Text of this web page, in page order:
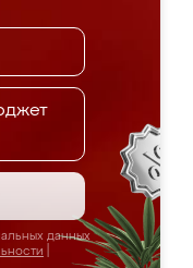
данных